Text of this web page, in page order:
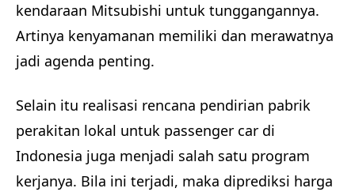
kendaraan Mitsubishi untuk tunggangannya.
Artinya kenyamanan memiliki dan merawatnya
jadi agenda penting.
Selain itu realisasi rencana pendirian pabrik
perakitan lokal untuk passenger car di
Indonesia juga menjadi salah satu program
kerjanya. Bila ini terjadi, maka diprediksi harga